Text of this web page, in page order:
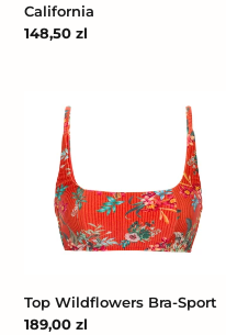
California
Cena
148,50 zl
Wildflowers
Sport
Top Wildflowers Bra-Sport
Cena
189,00 zl